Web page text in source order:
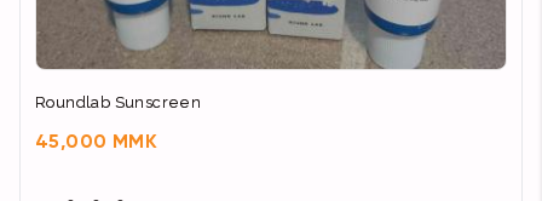
Roundlab Sunscreen
45,000 MMK